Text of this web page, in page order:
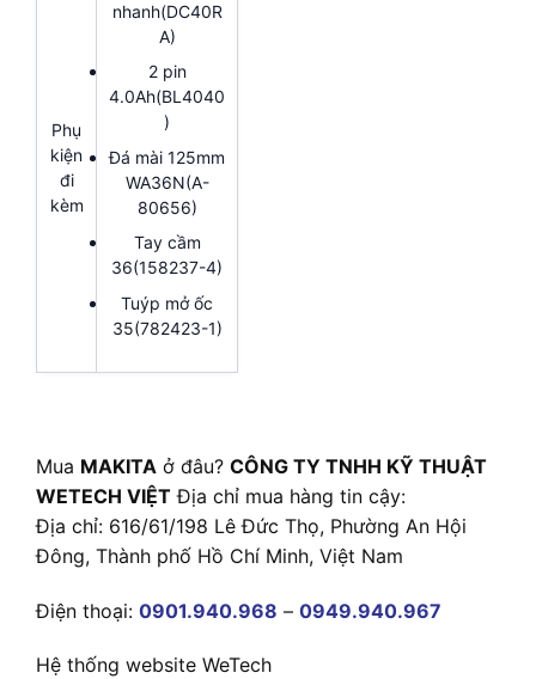
Phụ
kiện
đi
kèm
nhanh(DC40R
A)
2 pin
4.0Ah(BL4040
)
Đá mài 125mm
WA36N(A-
80656)
Tay cầm
36(158237-4)
Tuýp mở ốc
35(782423-1)
Mua MAKITA ở đâu? CÔNG TY TNHH KỸ THUẬT
WETECH VIỆT Địa chỉ mua hàng tin cậy:
Địa chỉ: 616/61/198 Lê Đức Thọ, Phường An Hội
Đông, Thành phố Hồ Chí Minh, Việt Nam
Điện thoại: 0901.940.968 – 0949.940.967
Hệ thống website WeTech